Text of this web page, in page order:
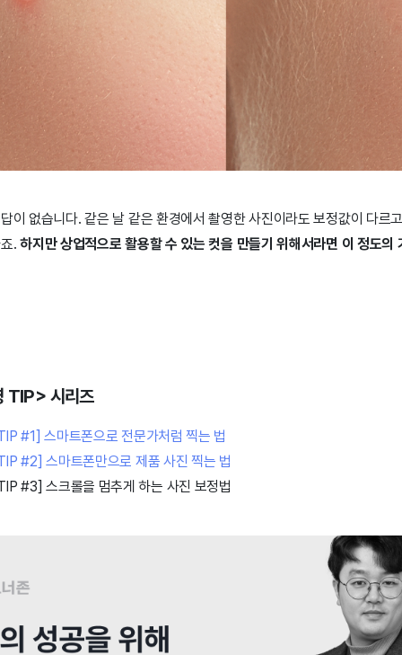
이 없습니다. 같은 날 같은 환경에서 촬영한 사진이라도 보정값이 다르
죠.하지만 상업적으로 활용할 수 있는 컷을 만들기 위해서라면 이 정도의
TIP> 시리즈
#1] 스마트폰으로 전문가처럼 찍는 법
#2] 스마트폰만으로 제품 사진 찍는 법
#3] 스크롤을 멈추게 하는 사진 보정법